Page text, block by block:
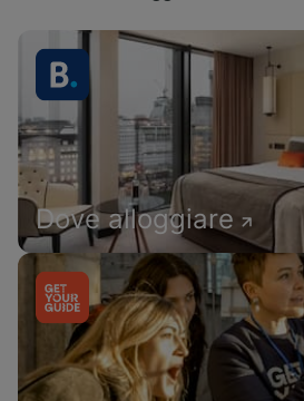
Dove alloggiare